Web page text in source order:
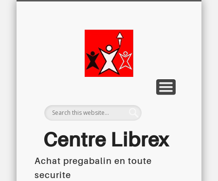
Centre Librex
Centre régional du Libre Examen
Achat pregabalin en toute
securite